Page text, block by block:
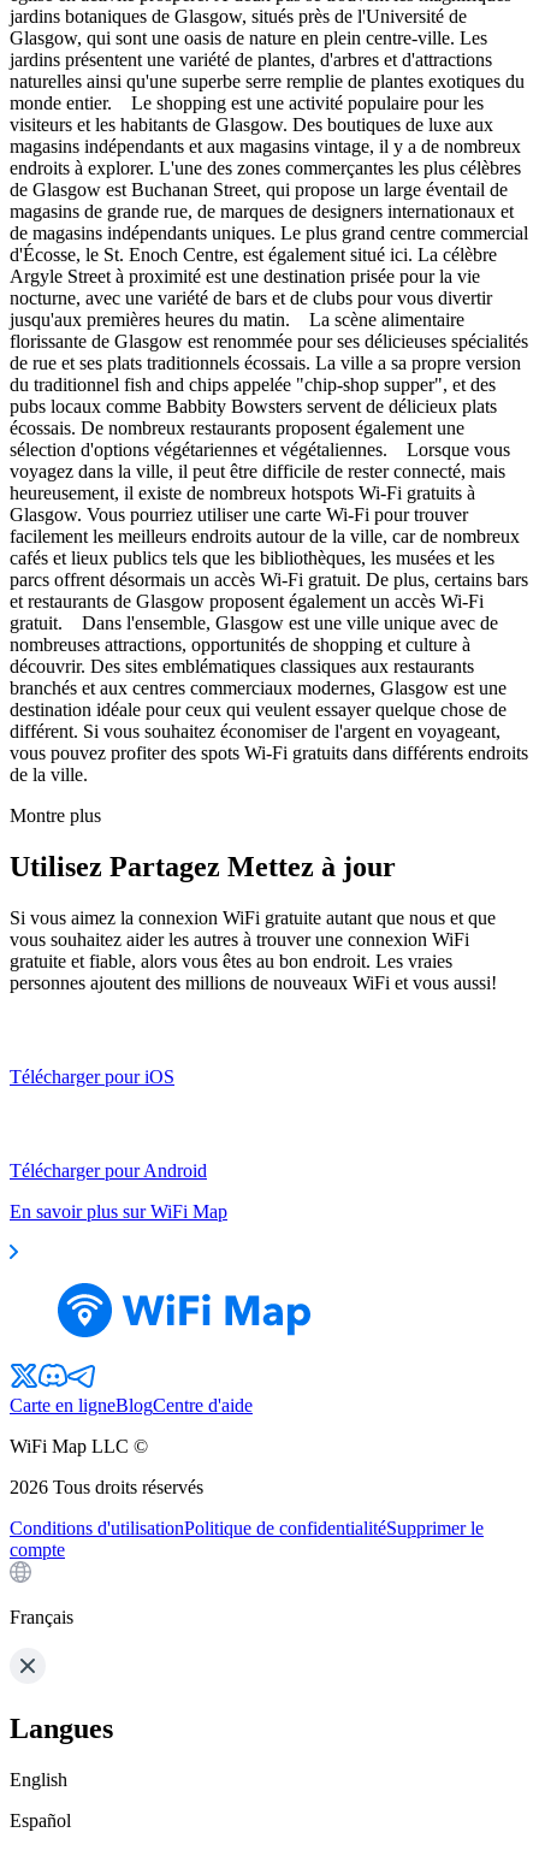
jardins botaniques de Glasgow, situés près de l'Université de
Glasgow, qui sont une oasis de nature en plein centre-ville. Les
jardins présentent une variété de plantes, d'arbres et d'attractions
naturelles ainsi qu'une superbe serre remplie de plantes exotiques du
monde entier. Le shopping est une activité populaire pour les
visiteurs et les habitants de Glasgow. Des boutiques de luxe aux
magasins indépendants et aux magasins vintage, il y a de nombreux
endroits à explorer. L'une des zones commerçantes les plus célèbres
de Glasgow est Buchanan Street, qui propose un large éventail de
magasins de grande rue, de marques de designers internationaux et
de magasins indépendants uniques. Le plus grand centre commercial
d'Écosse, le St. Enoch Centre, est également situé ici. La célèbre
Argyle Street à proximité est une destination prisée pour la vie
nocturne, avec une variété de bars et de clubs pour vous divertir
jusqu'aux premières heures du matin. La scène alimentaire
florissante de Glasgow est renommée pour ses délicieuses spécialités
de rue et ses plats traditionnels écossais. La ville a sa propre version
du traditionnel fish and chips appelée "chip-shop supper", et des
pubs locaux comme Babbity Bowsters servent de délicieux plats
écossais. De nombreux restaurants proposent également une
sélection d'options végétariennes et végétaliennes. Lorsque vous
voyagez dans la ville, il peut être difficile de rester connecté, mais
heureusement, il existe de nombreux hotspots Wi-Fi gratuits à
Glasgow. Vous pourriez utiliser une carte Wi-Fi pour trouver
facilement les meilleurs endroits autour de la ville, car de nombreux
cafés et lieux publics tels que les bibliothèques, les musées et les
parcs offrent désormais un accès Wi-Fi gratuit. De plus, certains bars
et restaurants de Glasgow proposent également un accès Wi-Fi
gratuit. Dans l'ensemble, Glasgow est une ville unique avec de
nombreuses attractions, opportunités de shopping et culture à
découvrir. Des sites emblématiques classiques aux restaurants
branchés et aux centres commerciaux modernes, Glasgow est une
destination idéale pour ceux qui veulent essayer quelque chose de
différent. Si vous souhaitez économiser de l'argent en voyageant,
vous pouvez profiter des spots Wi-Fi gratuits dans différents endroits
de la ville.
Montre plus
Utilisez Partagez Mettez à jour
Si vous aimez la connexion WiFi gratuite autant que nous et que
vous souhaitez aider les autres à trouver une connexion WiFi
gratuite et fiable, alors vous êtes au bon endroit. Les vraies
personnes ajoutent des millions de nouveaux WiFi et vous aussi!
Télécharger pour iOS
Télécharger pour Android
En savoir plus sur WiFi Map
Carte en ligneBlogCentre d'aide
WiFi Map LLC ©
2026 Tous droits réservés
Conditions d'utilisationPolitique de confidentialitéSupprimer le
compte
Français
Langues
English
Español